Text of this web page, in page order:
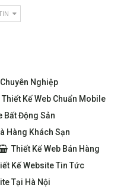
Nghiệp
Thiết Kế Web Chuẩn Mobile
Bất Động Sản
Hàng Khách Sạn
Thiết Kế Web Bán Hàng
Kế Website Tin Tức
Tại Hà Nội